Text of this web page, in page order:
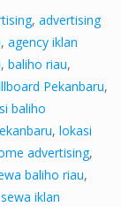
, advertising
, agency iklan
, baliho riau,
Pekanbaru,
baliho
, lokasi
advertising,
baliho riau,
sewa iklan